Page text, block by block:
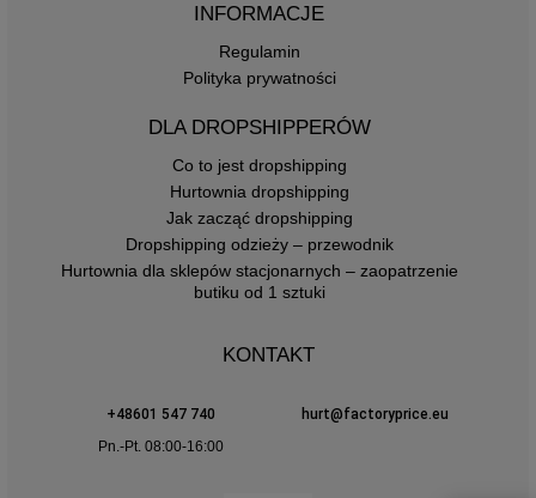
INFORMACJE
Regulamin
Polityka prywatności
DLA DROPSHIPPERÓW
Co to jest dropshipping
Hurtownia dropshipping
Jak zacząć dropshipping
Dropshipping odzieży – przewodnik
Hurtownia dla sklepów stacjonarnych – zaopatrzenie
butiku od 1 sztuki
KONTAKT
+48601 547 740
hurt@factoryprice.eu
Pn.-Pt. 08:00-16:00